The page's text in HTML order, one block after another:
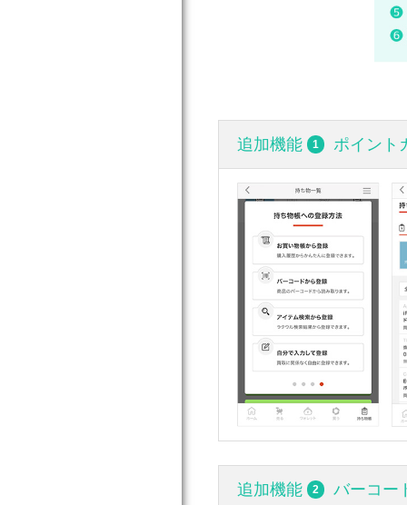
追加機能 1 ポイント
追加機能 2 バーコー